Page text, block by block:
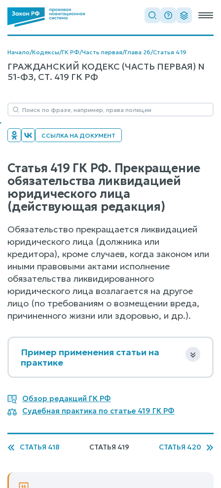
Начало/Кодексы/ГК РФ/Часть первая/Глава 26/Статья 419
ГРАЖДАНСКИЙ КОДЕКС (ЧАСТЬ ПЕРВАЯ) N
51-ФЗ, СТ. 419 ГК РФ
ССЫЛКА НА ДОКУМЕНТ
Статья 419 ГК РФ. Прекращение
обязательства ликвидацией
юридического лица
(действующая редакция)
Обязательство прекращается ликвидацией
юридического лица (должника или
кредитора), кроме случаев, когда законом или
иными правовыми актами исполнение
обязательства ликвидированного
юридического лица возлагается на другое
лицо (по требованиям о возмещении вреда,
причиненного жизни или здоровью, и др.).
Пример применения статьи на
практике
Обзор редакций ГК РФ
Судебная практика по статье 419 ГК РФ
СТАТЬЯ 418 СТАТЬЯ 419 СТАТЬЯ 420